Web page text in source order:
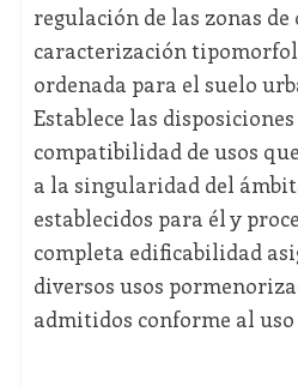
regulación de las zonas de
caracterización
ordenada para el suelo
Establece las
compatibilidad de usos
a la singularidad del
establecidos para él y
completa edificabilidad
diversos usos
admitidos conforme al